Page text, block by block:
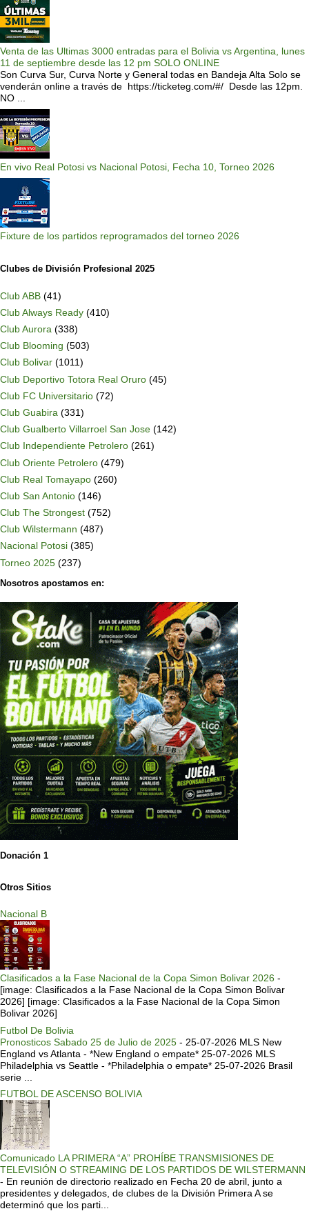
Venta de las Ultimas 3000 entradas para el Bolivia vs Argentina, lunes
11 de septiembre desde las 12 pm SOLO ONLINE
Son Curva Sur, Curva Norte y General todas en Bandeja Alta Solo se
venderán online a través de https://ticketeg.com/#/ Desde las 12pm.
NO ...
En vivo Real Potosi vs Nacional Potosi, Fecha 10, Torneo 2026
Fixture de los partidos reprogramados del torneo 2026
Clubes de División Profesional 2025
Club ABB (41)
Club Always Ready (410)
Club Aurora (338)
Club Blooming (503)
Club Bolivar (1011)
Club Deportivo Totora Real Oruro (45)
Club FC Universitario (72)
Club Guabira (331)
Club Gualberto Villarroel San Jose (142)
Club Independiente Petrolero (261)
Club Oriente Petrolero (479)
Club Real Tomayapo (260)
Club San Antonio (146)
Club The Strongest (752)
Club Wilstermann (487)
Nacional Potosi (385)
Torneo 2025 (237)
Nosotros apostamos en:
Donación 1
Otros Sitios
Nacional B
Clasificados a la Fase Nacional de la Copa Simon Bolivar 2026 -
[image: Clasificados a la Fase Nacional de la Copa Simon Bolivar
2026] [image: Clasificados a la Fase Nacional de la Copa Simon
Bolivar 2026]
Futbol De Bolivia
Pronosticos Sabado 25 de Julio de 2025 - 25-07-2026 MLS New
England vs Atlanta - *New England o empate* 25-07-2026 MLS
Philadelphia vs Seattle - *Philadelphia o empate* 25-07-2026 Brasil
serie ...
FUTBOL DE ASCENSO BOLIVIA
Comunicado LA PRIMERA “A” PROHÍBE TRANSMISIONES DE
TELEVISIÓN O STREAMING DE LOS PARTIDOS DE WILSTERMANN
- En reunión de directorio realizado en Fecha 20 de abril, junto a
presidentes y delegados, de clubes de la División Primera A se
determinó que los parti...